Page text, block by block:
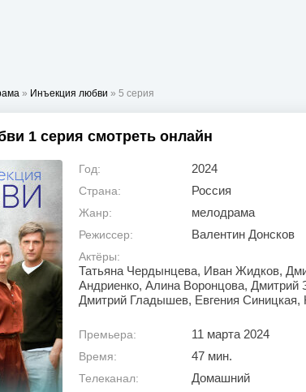
» Инъекция любви » 5 серия
1 серия смотреть онлайн
Год: 2024
Страна: Россия
Жанр: мелодрама
Режиссер: Валентин Донсков
Актёры:
Татьяна Чердынцева, Иван Жидков,
Андриенко, Алина Воронцова, Дмитрий
Дмитрий Гладышев, Евгения
Премьера: 11 марта 2024
Время: 47 мин.
Телеканал: Домашний